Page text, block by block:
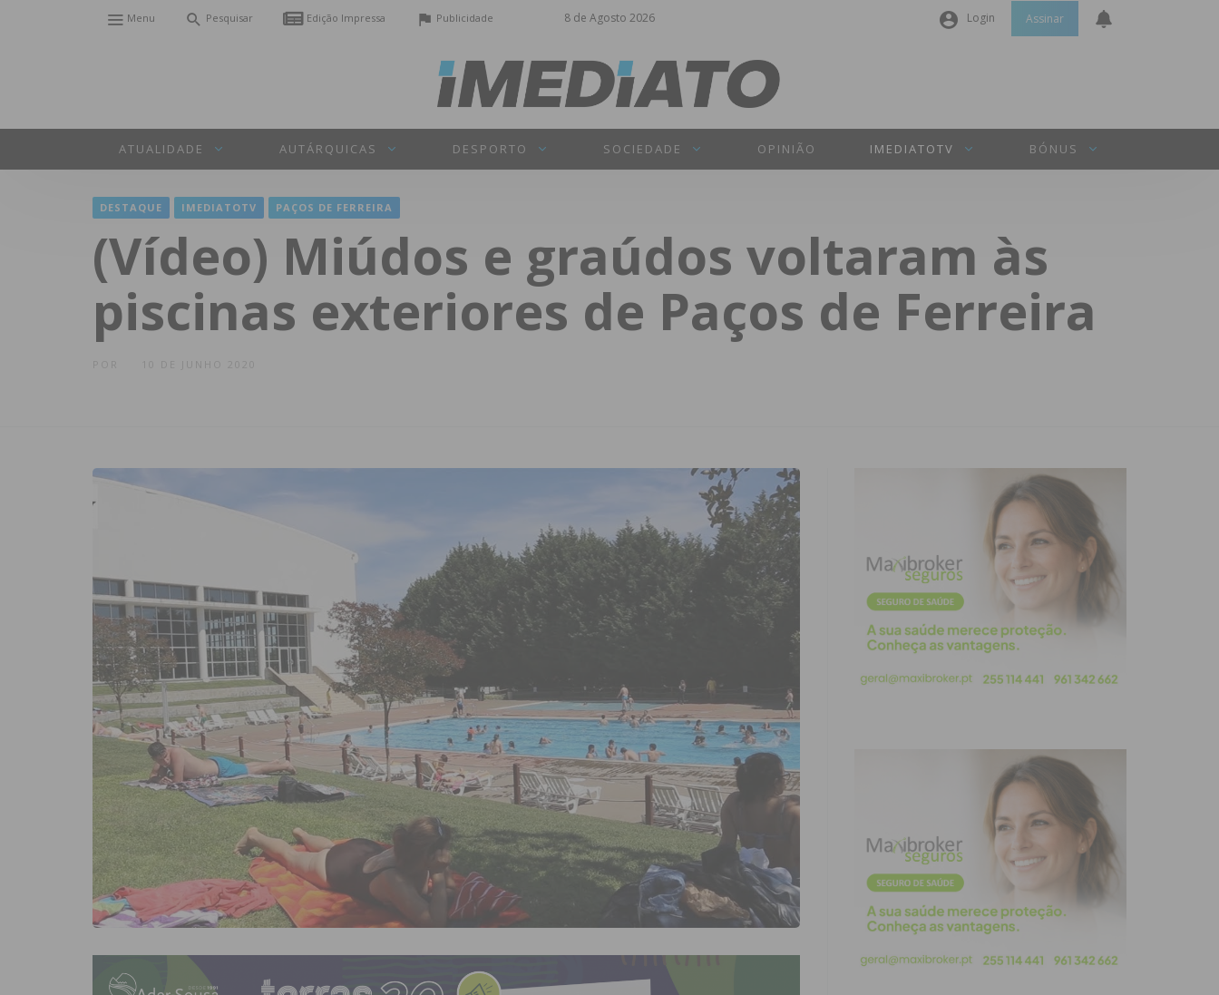
8 de Agosto 2026
Menu Pesquisar Edição Impressa Publicidade Login
Senha
INICIAR SESSÃO
Perdeu a sua senha?
Assinar
ATUALIDADE AUTÁRQUICAS DESPORTO SOCIEDADE OPINIÃO IMEDIATOTV BÓNUS
DESTAQUE IMEDIATOTV PAÇOS DE FERREIRA
(Vídeo) Miúdos e graúdos voltaram às
piscinas exteriores de Paços de Ferreira